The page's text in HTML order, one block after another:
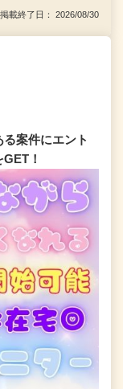
載終了日： 2026/08/30
案件にエント
！